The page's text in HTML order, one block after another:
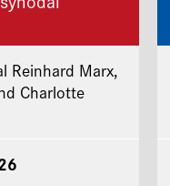
Reinhard Marx,
Charlotte